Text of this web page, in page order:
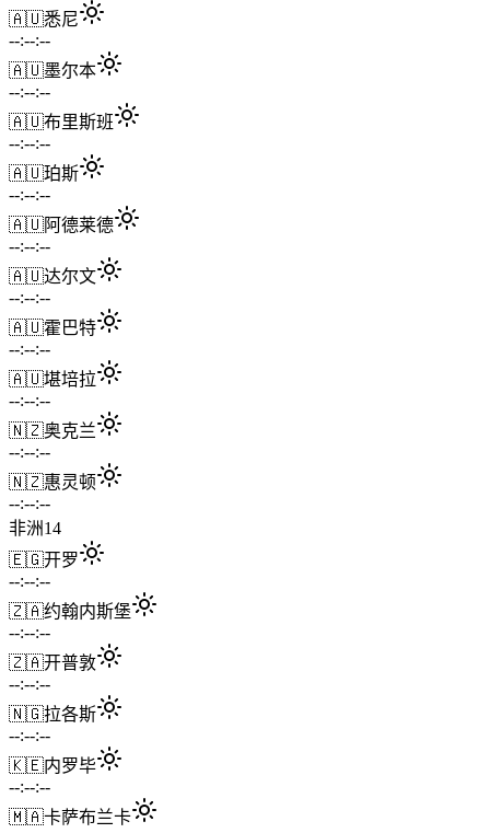
🇦🇺悉尼
--:--:--
🇦🇺墨尔本
--:--:--
🇦🇺布里斯班
--:--:--
🇦🇺珀斯
--:--:--
🇦🇺阿德莱德
--:--:--
🇦🇺达尔文
--:--:--
🇦🇺霍巴特
--:--:--
🇦🇺堪培拉
--:--:--
🇳🇿奥克兰
--:--:--
🇳🇿惠灵顿
--:--:--
非洲14
🇪🇬开罗
--:--:--
🇿🇦约翰内斯堡
--:--:--
🇿🇦开普敦
--:--:--
🇳🇬拉各斯
--:--:--
🇰🇪内罗毕
--:--:--
🇲🇦卡萨布兰卡